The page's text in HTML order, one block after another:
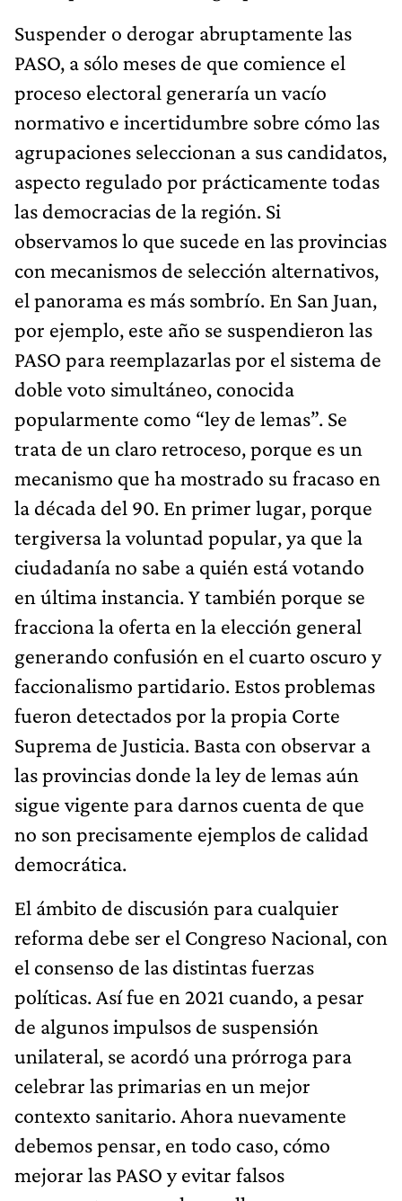
Suspender o derogar abruptamente las
PASO, a sólo meses de que comience el
proceso electoral generaría un vacío
normativo e incertidumbre sobre cómo las
agrupaciones seleccionan a sus candidatos,
aspecto regulado por prácticamente todas
las democracias de la región. Si
observamos lo que sucede en las provincias
con mecanismos de selección alternativos,
el panorama es más sombrío. En San Juan,
por ejemplo, este año se suspendieron las
PASO para reemplazarlas por el sistema de
doble voto simultáneo, conocida
popularmente como “ley de lemas”. Se
trata de un claro retroceso, porque es un
mecanismo que ha mostrado su fracaso en
la década del 90. En primer lugar, porque
tergiversa la voluntad popular, ya que la
ciudadanía no sabe a quién está votando
en última instancia. Y también porque se
fracciona la oferta en la elección general
generando confusión en el cuarto oscuro y
faccionalismo partidario. Estos problemas
fueron detectados por la propia Corte
Suprema de Justicia. Basta con observar a
las provincias donde la ley de lemas aún
sigue vigente para darnos cuenta de que
no son precisamente ejemplos de calidad
democrática.
El ámbito de discusión para cualquier
reforma debe ser el Congreso Nacional, con
el consenso de las distintas fuerzas
políticas. Así fue en 2021 cuando, a pesar
de algunos impulsos de suspensión
unilateral, se acordó una prórroga para
celebrar las primarias en un mejor
contexto sanitario. Ahora nuevamente
debemos pensar, en todo caso, cómo
mejorar las PASO y evitar falsos